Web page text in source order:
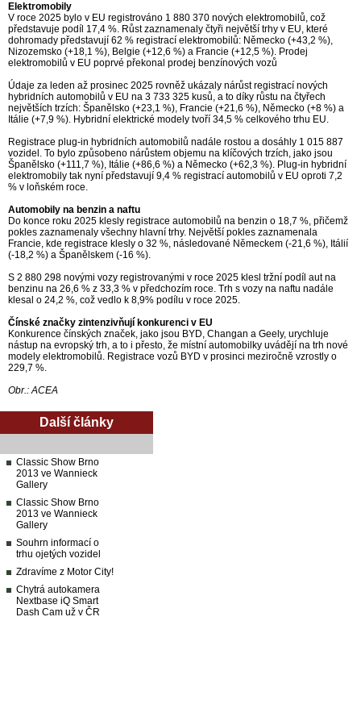
Elektromobily
V roce 2025 bylo v EU registrováno 1 880 370 nových elektromobilů, což
představuje podíl 17,4 %. Růst zaznamenaly čtyři největší trhy v EU, které
dohromady představují 62 % registrací elektromobilů: Německo (+43,2 %),
Nizozemsko (+18,1 %), Belgie (+12,6 %) a Francie (+12,5 %). Prodej
elektromobilů v EU poprvé překonal prodej benzínových vozů
Údaje za leden až prosinec 2025 rovněž ukázaly nárůst registrací nových
hybridních automobilů v EU na 3 733 325 kusů, a to díky růstu na čtyřech
největších trzích: Španělsko (+23,1 %), Francie (+21,6 %), Německo (+8 %) a
Itálie (+7,9 %). Hybridní elektrické modely tvoří 34,5 % celkového trhu EU.
Registrace plug-in hybridních automobilů nadále rostou a dosáhly 1 015 887
vozidel. To bylo způsobeno nárůstem objemu na klíčových trzích, jako jsou
Španělsko (+111,7 %), Itálie (+86,6 %) a Německo (+62,3 %). Plug-in hybridní
elektromobily tak nyní představují 9,4 % registrací automobilů v EU oproti 7,2
% v loňském roce.
Automobily na benzin a naftu
Do konce roku 2025 klesly registrace automobilů na benzin o 18,7 %, přičemž
pokles zaznamenaly všechny hlavní trhy. Největší pokles zaznamenala
Francie, kde registrace klesly o 32 %, následované Německem (-21,6 %), Itálií
(-18,2 %) a Španělskem (-16 %).
S 2 880 298 novými vozy registrovanými v roce 2025 klesl tržní podíl aut na
benzinu na 26,6 % z 33,3 % v předchozím roce. Trh s vozy na naftu nadále
klesal o 24,2 %, což vedlo k 8,9% podílu v roce 2025.
Čínské značky zintenzivňují konkurenci v EU
Konkurence čínských značek, jako jsou BYD, Changan a Geely, urychluje
nástup na evropský trh, a to i přesto, že místní automobilky uvádějí na trh nové
modely elektromobilů. Registrace vozů BYD v prosinci meziročně vzrostly o
229,7 %.
Obr.: ACEA
Další články
Classic Show Brno
2013 ve Wannieck
Gallery
Classic Show Brno
2013 ve Wannieck
Gallery
Souhrn informací o
trhu ojetých vozidel
Zdravíme z Motor City!
Chytrá autokamera
Nextbase iQ Smart
Dash Cam už v ČR